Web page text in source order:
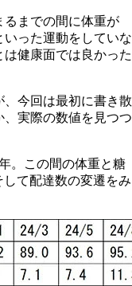
るまでの間に体重が
いった運動をしていな
健康面では良かった
今回は最初に書き散
実際の数値を見つつ
。この間の体重と糖
て配達数の変遷をみ